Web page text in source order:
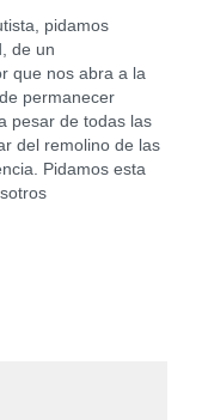
pidamos
de un
que nos abra a la
permanecer
pesar de todas las
del remolino de las
Pidamos esta